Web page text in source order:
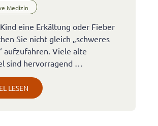
Medizin
eine Erkältung oder Fieber
Sie nicht gleich „schweres
aufzufahren. Viele alte
sind hervorragend …
LESEN